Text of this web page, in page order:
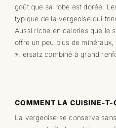
goût que sa robe est dorée.
typique de la vergeoise qui
Aussi riche en calories que le
offre un peu plus de
», ersatz combiné à grand
COMMENT LA CUISINE-T-
La vergeoise se conserve